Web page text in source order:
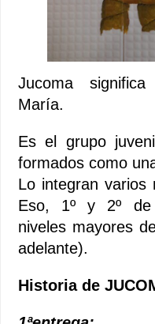
Jucoma
María.
Es el grupo
formados como
Lo integran varios
Eso, 1º y 2º de
niveles mayores
adelante).
Historia de